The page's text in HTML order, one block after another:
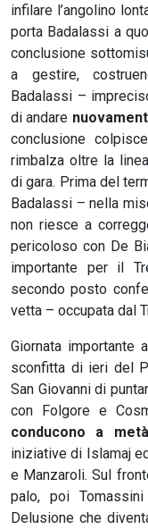
infilare l’angolino
porta Badalassi a
conclusione
a gestire,
Badalassi –
di andare
conclusione
rimbalza oltre la
di gara. Prima del
Badalassi – nella
non riesce a
pericoloso con De
importante per il
secondo posto
vetta – occupata dal
Giornata importante
sconfitta di ieri del
San Giovanni di
con Folgore e
conducono a
iniziative di Islamaj
e Manzaroli. Sul
palo, poi
Delusione che